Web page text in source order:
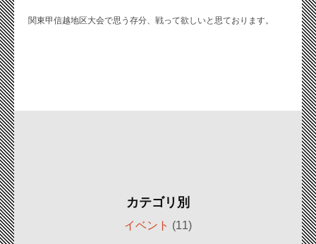
関東甲信越地区大会で思う存分、戦って欲しいと思ております。
カテゴリ別
イベント (11)